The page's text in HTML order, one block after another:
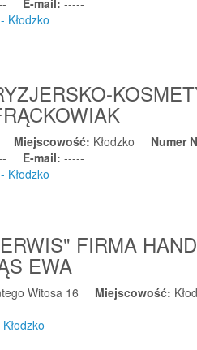
E-mail:-----
Kłodzko
Miejscowość: Kłodzko Numer
E-mail:-----
Kłodzko
FIRMA
EWA
Witosa 16 Miejscowość: